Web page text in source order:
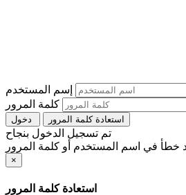
إسم المستخدم
كلمة المرور
استعادة كلمة المرور
تم تسجيل الدخول بنجاح
×
استعادة كلمة المرور